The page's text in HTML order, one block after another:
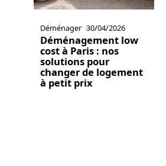
Déménager 30/04/2026
Déménagement low
cost à Paris : nos
solutions pour
changer de logement
à petit prix